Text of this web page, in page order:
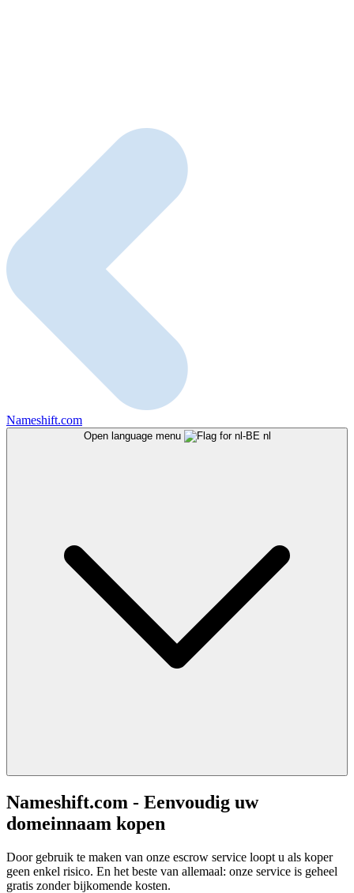
Nameshift.com
Open language menu nl
Nameshift.com - Eenvoudig uw
domeinnaam kopen
Door gebruik te maken van onze escrow service loopt u als koper
geen enkel risico. En het beste van allemaal: onze service is geheel
gratis zonder bijkomende kosten.